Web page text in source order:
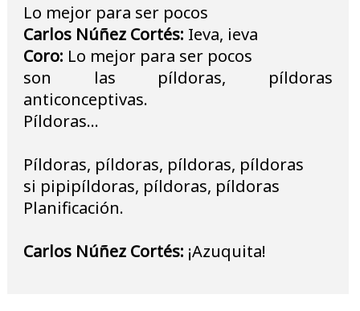
Lo mejor para ser pocos
Carlos Núñez Cortés: Ieva, ieva
Coro: Lo mejor para ser pocos
son las píldoras, píldoras
anticonceptivas.
Píldoras…
Píldoras, píldoras, píldoras, píldoras
si pipipíldoras, píldoras, píldoras
Planificación.
Carlos Núñez Cortés: ¡Azuquita!